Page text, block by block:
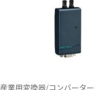
産業用変換器/コンバーター